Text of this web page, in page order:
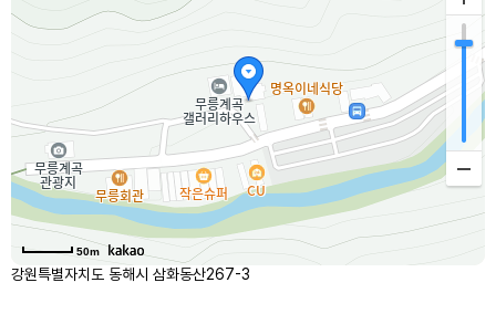
50m
강원특별자치도 동해시 삼화동산267-3